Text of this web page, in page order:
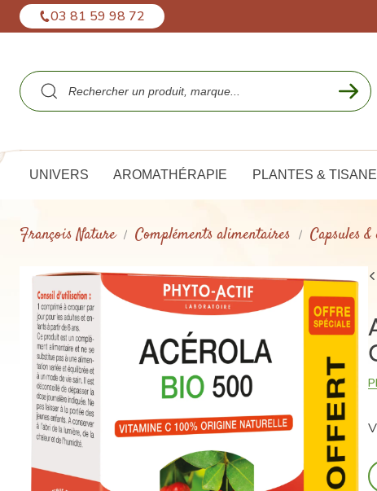
03 81 59 98 72
UNIVERS AROMATHÉRAPIE PLANTES &
François Nature Compléments alimentaires Capsules
Panneau de gestion des cookies